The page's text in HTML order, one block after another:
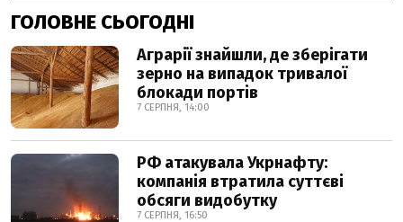
ГОЛОВНЕ СЬОГОДНІ
Аграрії знайшли, де зберігати
зерно на випадок тривалої
блокади портів
7 СЕРПНЯ, 14:00
РФ атакувала Укрнафту:
компанія втратила суттєві
обсяги видобутку
7 СЕРПНЯ, 16:50